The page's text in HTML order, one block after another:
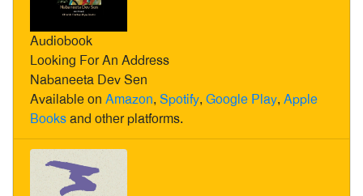
Audiobook
Looking For An Address
Nabaneeta Dev Sen
Available on Amazon, Spotify, Google Play, Apple
Booksand other platforms.